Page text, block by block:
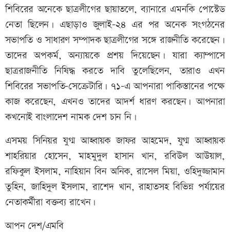
শিবিরের অনেকে ছাত্রলীগের ছায়াতলে, ব্যানারে এমনকি পোস্টেড
নেতা ছিলেন। এছাড়াও জুলাই-২৪ এর পর অনেক সংগঠনের
সভাপতি ও সাধারণ সম্পাদক ছাত্রলীগের সঙ্গে রাজনীতি করেছেন।
তাদের অপকর্ম, অন্যায়কে প্রশয় দিয়েছেন। যারা ক্যাম্পাসে
ছাত্ররাজনীতি নিষিদ্ধ করতে দাবি তুলেছিলেন, তারাও এখন
শিবিরের সভাপতি-সেক্রেটারি। ৭১-এ আপনারা পাকিস্তানের পক্ষে
কাজ করেছেন, এখনও তাদের আদর্শ ধারণ করছেন। আপনারা
কখনোই বাংলাদেশ নামক দেশ চান নি।
এসময় সিনিয়র যুগ্ম আহ্বায়ক জাফর আহমেদ, যুগ্ম আহ্বায়ক
শাহরিয়ার হোসেন, মাহমুদুল হাসান খান, রবিউল আউয়াল,
রফিকুল ইসলাম, নাহিয়ান বিন অনিক, রাসেল মিয়া, ওহিদুজ্জামান
তুহিন, জাহিদুল ইসলাম, রাশেদ খান, রাহাতসহ বিভিন্ন পর্যায়ের
নেতাকর্মীরা বক্তব্য রাখেন।
আপন দেশ/এমবি